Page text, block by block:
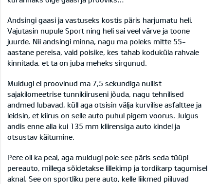
Andsingi gaasi ja vastuseks kostis päris harjumatu heli.
Vajutasin nupule Sport ning heli sai veel värve ja toone
juurde. Nii andsingi minna, nagu ma poleks mitte 55-
aastane pereisa, vaid poisike, kes tahab koduküla rahvale
kinnitada, et ta on juba meheks sirgunud.
Muidugi ei proovinud ma 7,5 sekundiga nullist
sajakilomeetrise tunnikiiruseni jõuda, nagu tehnilised
andmed lubavad, küll aga otsisin välja kurvilise asfalttee ja
leidsin, et kiirus on selle auto puhul pigem voorus. Julgus
andis enne alla kui 135 mm kliirensiga auto kindel ja
otsustav käitumine.
Pere oli ka peal, aga muidugi pole see päris seda tüüpi
pereauto, millega sõidetakse lillekimp ja tordikarp tagumisel
aknal. See on sportliku pere auto, kelle liikmed piiluvad